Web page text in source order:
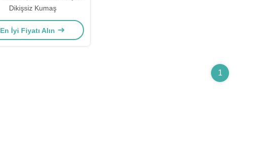
Dikişsiz Kumaş
En İyi Fiyatı Alın
1